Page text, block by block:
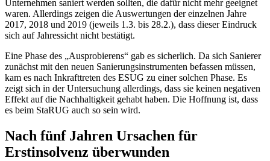
Unternehmen saniert werden sollten, die dafür nicht mehr geeignet
waren. Allerdings zeigen die Auswertungen der einzelnen Jahre
2017, 2018 und 2019 (jeweils 1.3. bis 28.2.), dass dieser Eindruck
sich auf Jahressicht nicht bestätigt.
Eine Phase des „Ausprobierens“ gab es sicherlich. Da sich Sanierer
zunächst mit den neuen Sanierungsinstrumenten befassen müssen,
kam es nach Inkrafttreten des ESUG zu einer solchen Phase. Es
zeigt sich in der Untersuchung allerdings, dass sie keinen negativen
Effekt auf die Nachhaltigkeit gehabt haben. Die Hoffnung ist, dass
es beim StaRUG auch so sein wird.
Nach fünf Jahren Ursachen für
Erstinsolvenz überwunden